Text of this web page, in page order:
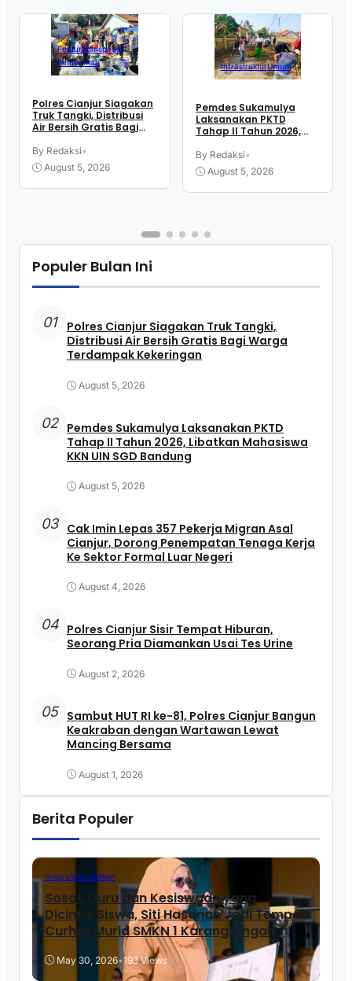
FeaturedInspirasi
Pemerintah
Polres Cianjur Siagakan
Truk Tangki, Distribusi
Air Bersih Gratis Bagi
Kekeringan
By Redaksi•
August 5, 2026
InfrastrukturUmum
Pemdes Sukamulya
Laksanakan PKTD
Tahap II Tahun 2026,
KKN UIN SGD Bandung
By Redaksi•
August 5, 2026
Populer Bulan Ini
01
Polres Cianjur Siagakan Truk Tangki,
Distribusi Air Bersih Gratis Bagi Warga
Terdampak Kekeringan
August 5, 2026
02 Pemdes Sukamulya Laksanakan PKTD
Tahap II Tahun 2026, Libatkan Mahasiswa
KKN UIN SGD Bandung
August 5, 2026
03 Cak Imin Lepas 357 Pekerja Migran Asal
Cianjur, Dorong Penempatan Tenaga Kerja
Ke Sektor Formal Luar Negeri
August 4, 2026
04 Polres Cianjur Sisir Tempat Hiburan,
Seorang Pria Diamankan Usai Tes Urine
August 2, 2026
05 Sambut HUT RI ke-81, Polres Cianjur Bangun
Keakraban dengan Wartawan Lewat
Mancing Bersama
August 1, 2026
Berita Populer
InspirasiPendidikan
Sosok Guru dan Kesiswaan yang
Dicintai Siswa, Siti Hasanah Jadi Tempat
Curhat Murid SMKN 1 Karangtengah
May 30, 2026•193 Views